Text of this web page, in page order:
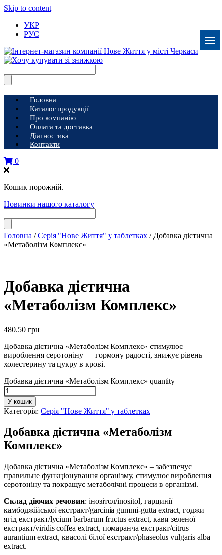
Skip to content
УКР
РУС
Головна
Каталог продукції
Про компанію
Оплата та доставка
Діагностика
Контакти
0
Кошик порожній.
Новинки нашого каталогу
Головна /Серія "Нове Життя" у таблетках / Добавка дієтична
«Метаболізм Комплекс»
Добавка дієтична
«Метаболізм Комплекс»
480.50 грн
Добавка дієтична «Метаболізм Комплекс» стимулює
вироблення серотоніну — гормону радості, знижує рівень
холестерину та цукру в крові.
Добавка дієтична «Метаболізм Комплекс» quantity
У кошик
Категорія: Серія "Нове Життя" у таблетках
Добавка дієтична «Метаболізм
Комплекс»
Добавка дієтична «Метаболізм Комплекс» – забезпечує
правильне функціонування організму, стимулює вироблення
серотоніну та покращує метаболічні процеси в організмі.
Склад діючих речовин: інозітол/inositol, гарцинії
камбоджійської екстракт/garcinia gummi-gutta extract, годжи
ягід екстракт/lycium barbarum fructus extract, кави зеленої
екстракт/viridis coffea extract, помаранча екстракт/citrus
aurantium extract, квасолі білої екстракт/phaseolus vulgaris alba
extract.